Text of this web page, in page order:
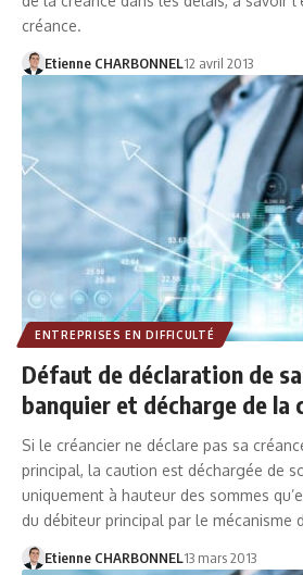
créance.
Etienne CHARBONNEL12 avril 2013
ENTREPRISES EN DIFFICULTÉ
Défaut de déclaration de
banquier et décharge de la
Si le créancier ne déclare pas sa
principal, la caution est déchargée de
uniquement à hauteur des sommes
du débiteur principal par le mécanisme
Etienne CHARBONNEL13 mars 2013